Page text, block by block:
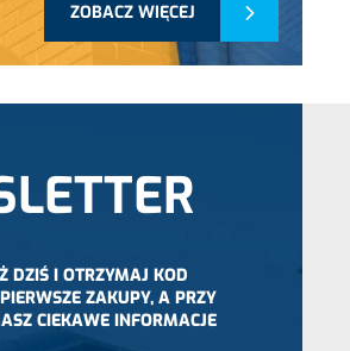
ZOBACZ WIĘCEJ
DZIŚ I OTRZYMAJ KOD
ZAKUPY, A PRZY
CIEKAWE INFORMACJE